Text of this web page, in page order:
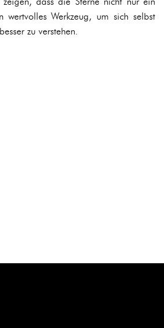
wertvolles Werkzeug, um sich selbst
zu verstehen.